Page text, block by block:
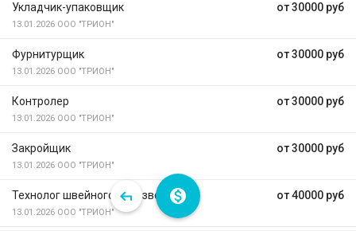
от 30000 руб
Укладчик-упаковщик
13.01.2026 ООО "ТРИОН"
от 30000 руб
Фурнитурщик
13.01.2026 ООО "ТРИОН"
от 30000 руб
Контролер
13.01.2026 ООО "ТРИОН"
от 30000 руб
Закройщик
13.01.2026 ООО "ТРИОН"
от 40000 руб
Технолог швейного производства
13.01.2026 ООО "ТРИОН"